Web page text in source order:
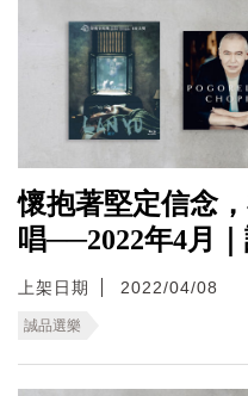
懷抱著堅定信念
唱──2022年4月
上架日期 2022/04/08
誠品選樂